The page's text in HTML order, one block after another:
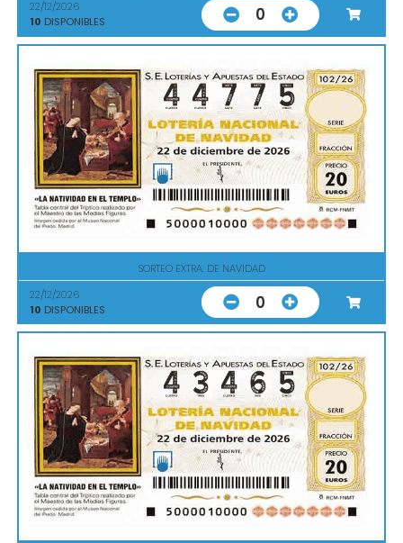
22/12/2026
10 DISPONIBLES 0
SORTEO EXTRA. DE NAVIDAD
22/12/2026
10 DISPONIBLES 0